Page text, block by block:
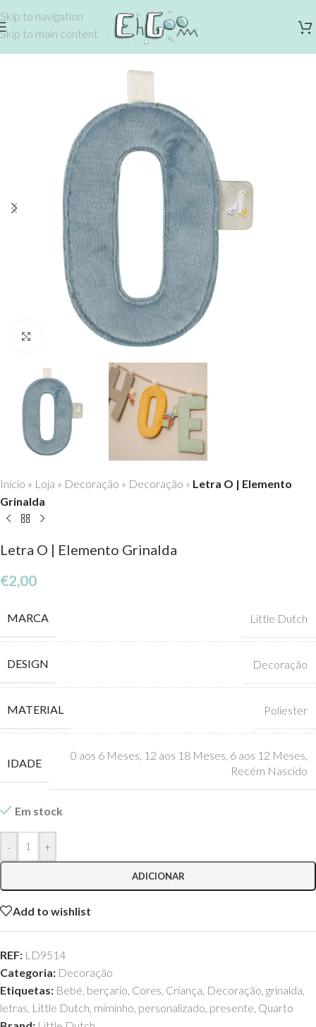
Skip to navigation
Skip to main content
Click to enlarge
Início » Loja » Decoração » Decoração » Letra O | Elemento
Grinalda
Letra O | Elemento Grinalda
€2,00
MARCA Little Dutch
DESIGN Decoração
MATERIAL Poliester
IDADE
0 aos 6 Meses, 12 aos 18 Meses, 6 aos 12 Meses,
Recém Nascido
Em stock
- +
ADICIONAR
Add to wishlist
REF: LD9514
Categoria: Decoração
Etiquetas: Bebé, berçario, Cores, Criança, Decoração, grinalda,
letras, Little Dutch, miminho, personalizado, presente, Quarto